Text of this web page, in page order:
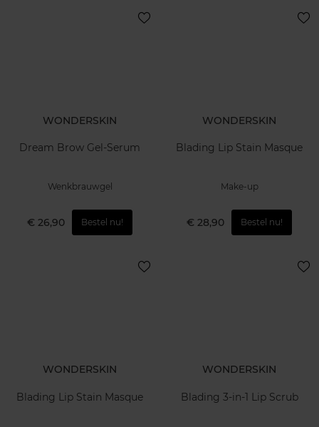
WONDERSKIN
Dream Brow Gel-Serum
Wenkbrauwgel
€ 26,90 Bestel nu!
WONDERSKIN
Blading Lip Stain Masque
Make-up
€ 28,90 Bestel nu!
WONDERSKIN
Blading Lip Stain Masque
WONDERSKIN
Blading 3-in-1 Lip Scrub